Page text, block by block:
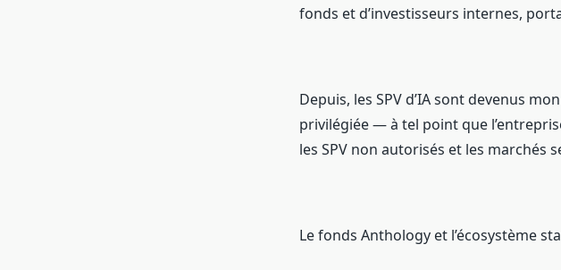
fonds et d’investisseurs internes,
Depuis, les SPV d’IA sont devenus
privilégiée — à tel point que
les SPV non autorisés et les marchés
Le fonds Anthology et l’écosystème